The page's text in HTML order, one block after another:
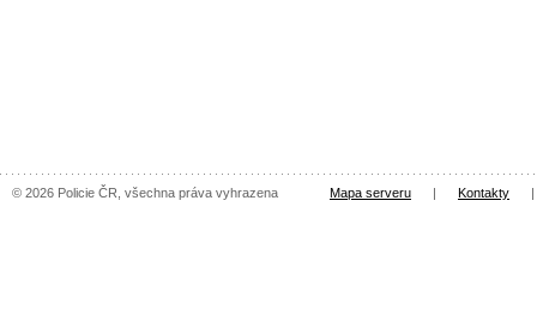
© 2026 Policie ČR, všechna práva vyhrazena Mapa serveru | Kontakty |